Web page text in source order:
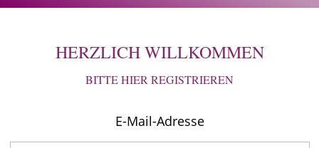
HERZLICH WILLKOMMEN
BITTE HIER REGISTRIEREN
E-Mail-Adresse